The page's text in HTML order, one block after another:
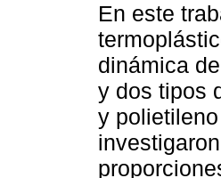
En este
dinámica
y dos tipos
y